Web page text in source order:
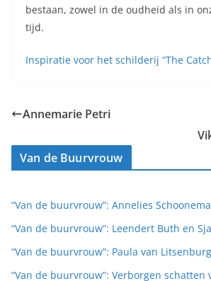
bestaan, zowel in de oudheid als in
tijd.
Inspiratie voor het schilderij “The
Annemarie Petri
Van de Buurvrouw
“Van de buurvrouw”: Annelies
“Van de buurvrouw”: Leendert Buth en
“Van de buurvrouw”: Paula van Litsenburg
“Van de buurvrouw”: Verborgen schatten